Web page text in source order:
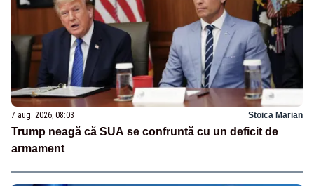
7 aug. 2026, 08:03 Stoica Marian
Trump neagă că SUA se confruntă cu un deficit de
armament